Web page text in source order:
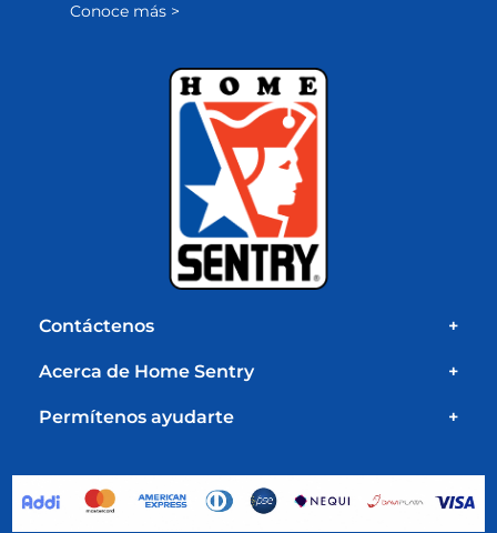
Conoce más >
Contáctenos +
Acerca de Home Sentry +
Permítenos ayudarte +